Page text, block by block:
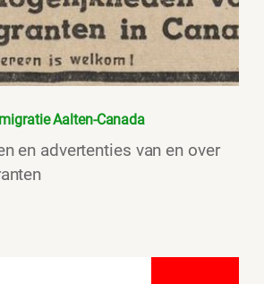
Aalten-Canada
en advertenties van en over